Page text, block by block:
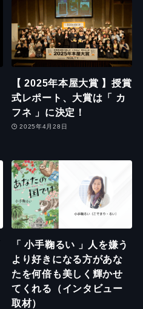
【 2025年本屋大賞 】授賞
式レポート、大賞は「 カ
フネ 」に決定！
2025年4月28日
「 小手鞠るい 」人を嫌う
より好きになる方があな
たを何倍も美しく輝かせ
てくれる（インタビュー
取材）